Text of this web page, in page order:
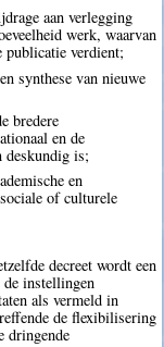
aan verlegging
werk, waarvan
publicatie verdient;
synthese van nieuwe
bredere
en de
deskundig is;
en
of culturele
decreet wordt een
instellingen
als vermeld in
de flexibilisering
dringende